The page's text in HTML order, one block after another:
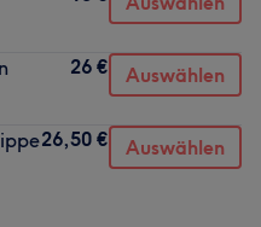
26 € Auswählen
26,50 € Auswählen